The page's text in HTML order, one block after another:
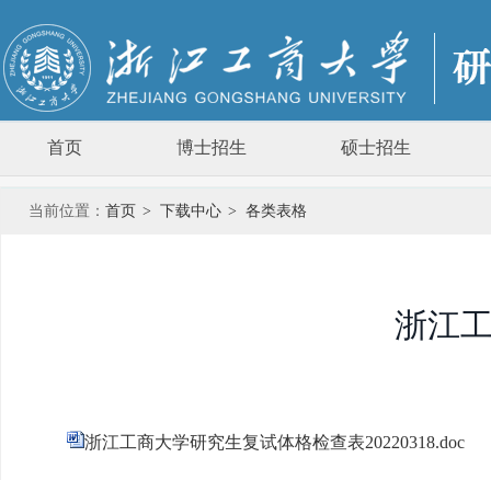
首页 博士招生 硕士招生
当前位置： 首页 > 下载中心 > 各类表格
浙江
浙江工商大学研究生复试体格检查表20220318.doc